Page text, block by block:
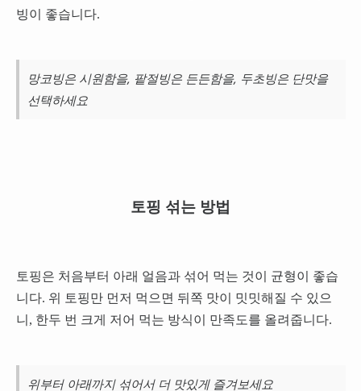
빙이 좋습니다.
망코빙은 시원함을, 팥절빙은 든든함을, 두초빙은 단맛을
선택하세요
토핑 섞는 방법
토핑은 처음부터 아래 얼음과 섞어 먹는 것이 균형이 좋습
니다. 위 토핑만 먼저 먹으면 뒤쪽 맛이 밋밋해질 수 있으
니, 한두 번 크게 저어 먹는 방식이 만족도를 올려줍니다.
위부터 아래까지 섞어서 더 맛있게 즐겨보세요